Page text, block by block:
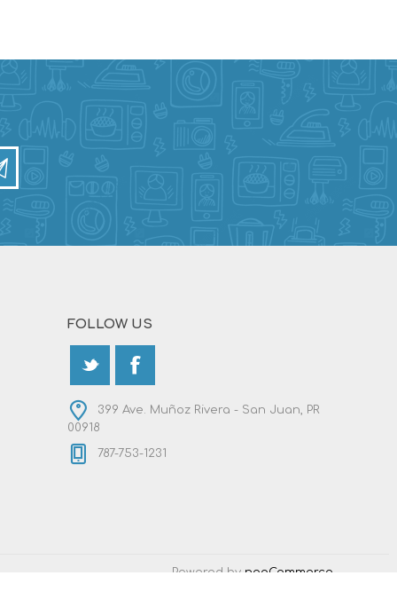
FOLLOW US
399 Ave. Muñoz Rivera - San Juan, PR
00918
787-753-1231
Powered by nopCommerce